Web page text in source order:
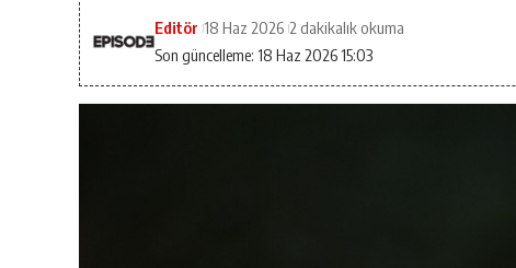
Son güncelleme: 18 Haz 2026 15:03
Editör 18 Haz 2026 2 dakikalık okuma